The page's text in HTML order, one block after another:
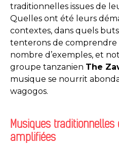
traditionnelles issues de
Quelles ont été leurs
contextes, dans quels buts
tenterons de comprendre
nombre d’exemples, et
groupe tanzanien The
musique se nourrit
wagogos.
Musiques
amplifiées